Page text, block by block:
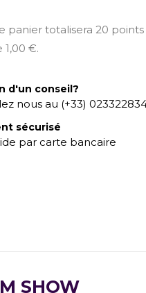
panier totalisera 20
1,00 €.
d'un conseil?
nous au (+33)
sécurisé
par carte bancaire
SHOW